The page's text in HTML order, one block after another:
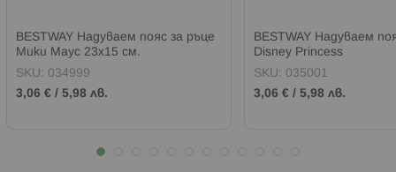
BESTWAY Надуваем пояс за ръце
Мики Маус 23x15 см.
SKU: 034999
3,06 € / 5,98 лв.
BESTWAY Надуваем
Disney Princess
SKU: 035001
3,06 € / 5,98 лв.